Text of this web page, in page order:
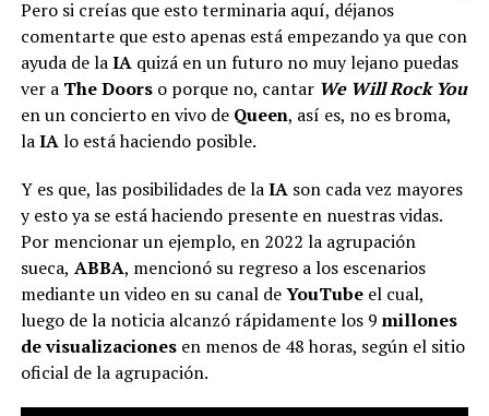
Pero si creías que esto terminaria aquí, déjanos
comentarte que esto apenas está empezando ya que con
ayuda de laIAquizá en un futuro no muy lejano puedas
ver a The Doorso porque no, cantar We Will Rock You
en un concierto en vivo de Queen, así es, no es broma,
laIAlo está haciendo posible.
Y es que, las posibilidades de laIAson cada vez mayores
y esto ya se está haciendo presente en nuestras vidas.
Por mencionar un ejemplo, en 2022 la agrupación
sueca, ABBA, mencionó su regreso a los escenarios
mediante un video en su canal deYouTubeel cual,
luego de la noticia alcanzó rápidamente los 9 millones
de visualizacionesen menos de 48 horas, según el sitio
oficial de la agrupación.